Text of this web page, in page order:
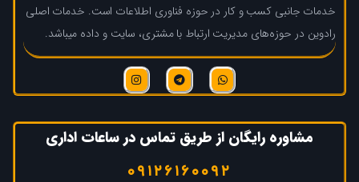
خدمات جانبی کسب و کار در حوزه فناوری اطلاعات است. خدمات اصلی
رادوین در حوزه‌های مدیریت ارتباط با مشتری، سایت و داده میباشد.
مشاوره رایگان از طریق تماس در ساعات اداری
۰۹۱۲۶۱۶۰۰۹۲